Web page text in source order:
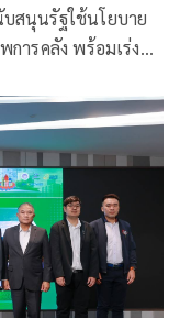
บสนุนรัฐใช้นโยบาย
ารคลัง พร้อมเร่ง